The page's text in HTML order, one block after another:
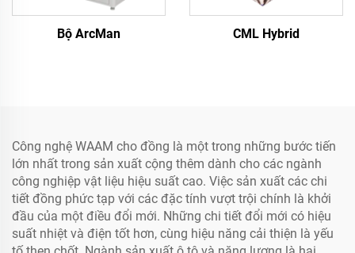
Bộ ArcMan CML Hybrid
Công nghệ WAAM cho đồng là một trong những bước tiến
lớn nhất trong sản xuất cộng thêm dành cho các ngành
công nghiệp vật liệu hiệu suất cao. Việc sản xuất các chi
tiết đồng phức tạp với các đặc tính vượt trội chính là khởi
đầu của một điều đổi mới. Những chi tiết đổi mới có hiệu
suất nhiệt và điện tốt hơn, cùng hiệu năng cải thiện là yếu